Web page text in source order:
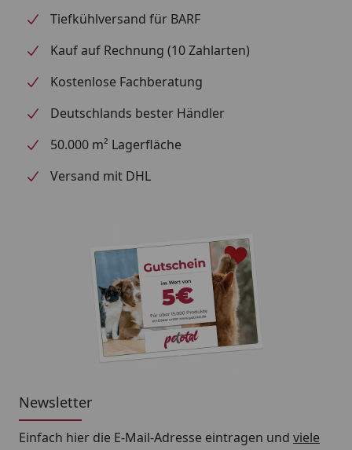
Tiefkühlversand für BARF
Kauf auf Rechnung (10 Zahlarten)
Kostenlose Fachberatung
Deutschlands bester Händler
50.000 m² Lagerfläche
Versand mit DHL
Newsletter
Einfach hier die E-Mail-Adresse eintragen und viele